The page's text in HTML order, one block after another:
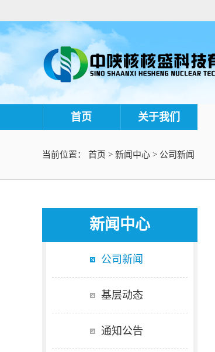
首页 关于我们
当前位置： 首页 > 新闻中心 > 公司新闻
新闻中心
公司新闻
基层动态
通知公告